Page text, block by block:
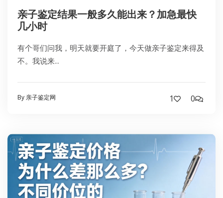
亲子鉴定结果一般多久能出来？加急最快
几小时
有个哥们问我，明天就要开庭了，今天做亲子鉴定来得及
不。我说来...
By 亲子鉴定网 1 0